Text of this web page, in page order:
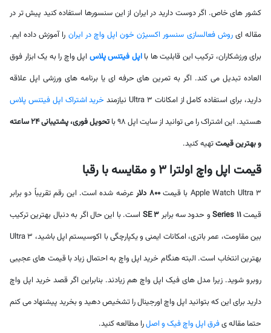
کشور های خاص. اگر دوست دارید در ایران از این سنسورها استفاده کنید پیش تر در
مقاله ایروش فعالسازی سنسور اکسیژن خون اپل واچ در ایران را آموزش داده ایم.
برای ورزشکاران، ترکیب این قابلیت ها با اپل فیتنس پلاس اپل واچ را به یک ابزار فوق
العاده تبدیل می کند. اگر به تمرین های حرفه ای یا برنامه های ورزشی اپل علاقه
دارید، برای استفاده کامل از امکانات Ultra 3 نیازمند
خرید اشتراک اپل فیتنس پلاس
هستید. این اشتراک را می توانید از سایت اپل 98 با
تحویل فوری، پشتیبانی 24 ساعته
و بهترین قیمتتهیه کنید.
قیمت اپل واچ اولترا 3 و مقایسه با رقبا
Apple Watch Ultra 3 با قیمت 800 دلار
عرضه شده است. این رقم تقریباً دو برابر
قیمتSeries 11و حدود سه برابر SE 3 است. با این حال اگر به دنبال بهترین ترکیب
بین مقاومت، عمر باتری، امکانات ایمنی و یکپارچگی با اکوسیستم اپل باشید، Ultra 3
بهترین انتخاب است. البته هنگام خرید اپل واچ به احتمال زیاد با قیمت های عجیبی
روبرو شوید. زیرا مدل های فیک اپل واچ هم زیادند. بنابراین اگر قصد خرید اپل واچ
دارید برای این که بتوانید اپل واچ اورجینال را تشخیص دهید و بخرید پیشنهاد می کنم
حتما مقاله یفرق اپل واچ فیک و اصلرا مطالعه کنید.